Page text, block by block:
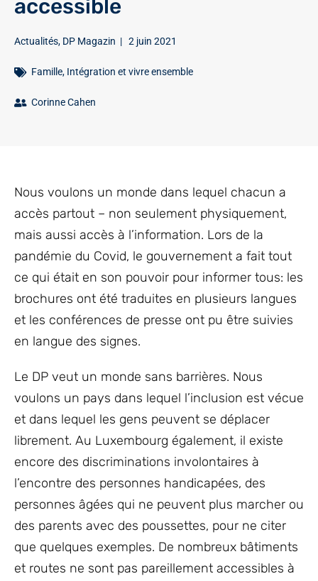
accessible
Actualités, DP Magazin | 2 juin 2021
Famille, Intégration et vivre ensemble
Corinne Cahen
Nous voulons un monde dans lequel chacun a
accès partout – non seulement physiquement,
mais aussi accès à l’information. Lors de la
pandémie du Covid, le gouvernement a fait tout
ce qui était en son pouvoir pour informer tous: les
brochures ont été traduites en plusieurs langues
et les conférences de presse ont pu être suivies
en langue des signes.
Le DP veut un monde sans barrières. Nous
voulons un pays dans lequel l’inclusion est vécue
et dans lequel les gens peuvent se déplacer
librement. Au Luxembourg également, il existe
encore des discriminations involontaires à
l’encontre des personnes handicapées, des
personnes âgées qui ne peuvent plus marcher ou
des parents avec des poussettes, pour ne citer
que quelques exemples. De nombreux bâtiments
et routes ne sont pas pareillement accessibles à